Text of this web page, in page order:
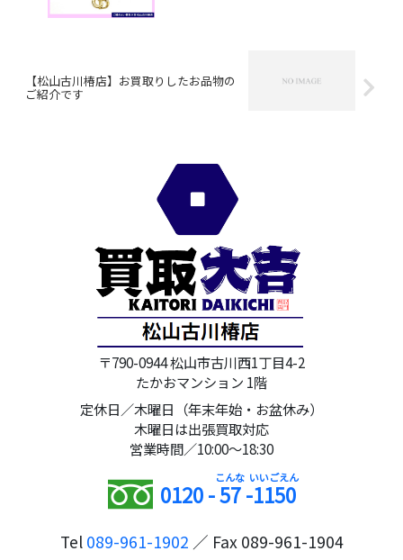
【松山古川椿店】お買取りしたお品物の
ご紹介です
〒790-0944 松山市古川西1丁目4-2
たかおマンション 1階
定休日／木曜日（年末年始・お盆休み）
木曜日は出張買取対応
営業時間／10:00～18:30
0120 -57-1150
Tel 089-961-1902 ／ Fax 089-961-1904